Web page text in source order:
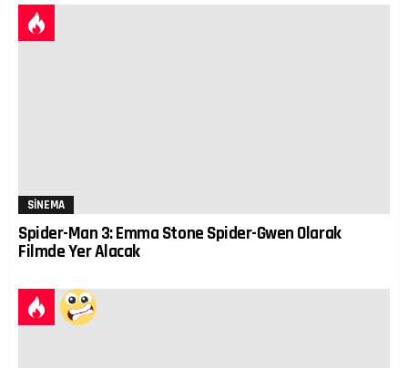
SINEMA
Spider-Man 3: Emma Stone Spider-Gwen Olarak
Filmde Yer Alacak